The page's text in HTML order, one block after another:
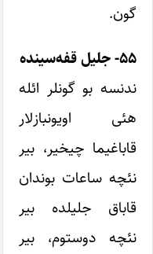
گون.
۵۵- جلیل قفه‌سینده
ندنسه بو گونلر ائله
هئی اویونبازلار
قاباغیما چیخیر، بیر
نئچه ساعات بوندان
قاباق جلیلده بیر
نئچه دوستوم، بیر